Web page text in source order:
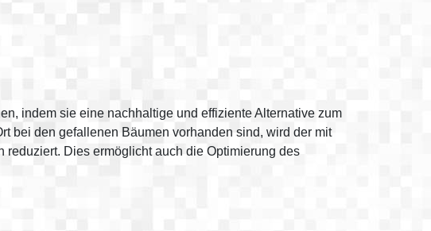
indem sie eine nachhaltige und effiziente Alternative zum
bei den gefallenen Bäumen vorhanden sind, wird der mit
Dies ermöglicht auch die Optimierung des